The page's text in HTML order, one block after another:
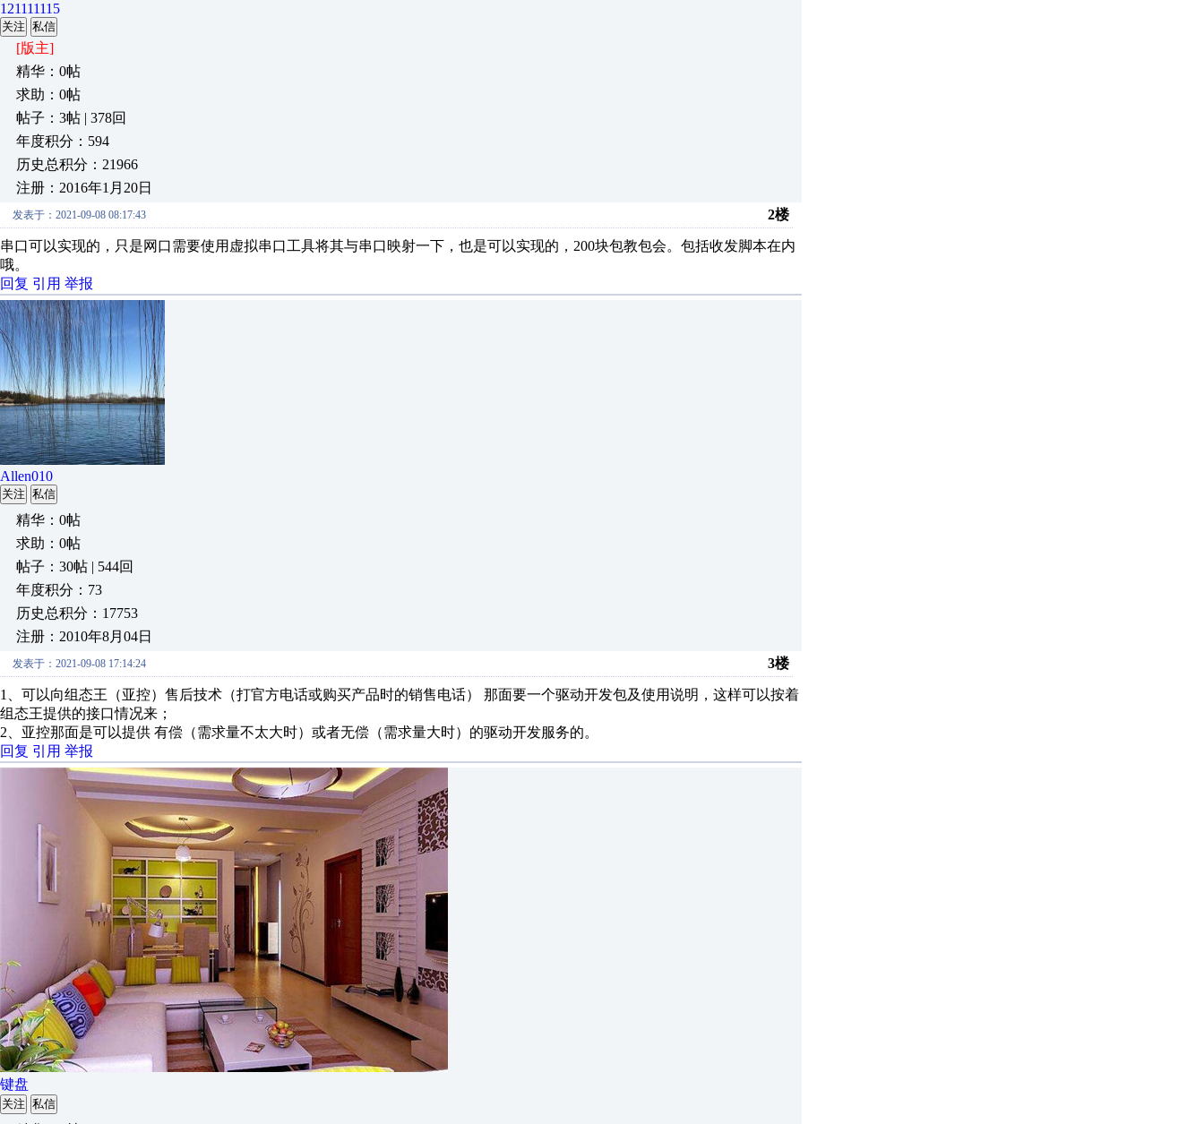
121111115
关注 私信
[版主]
精华：0帖
求助：0帖
帖子：3帖 | 378回
年度积分：594
历史总积分：21966
注册：2016年1月20日
发表于：2021-09-08 08:17:43 2楼
串口可以实现的，只是网口需要使用虚拟串口工具将其与串口映射一下，也是可以实现的，200块包教包会。包括收发脚本在内
哦。
回复 引用 举报
Allen010
关注 私信
精华：0帖
求助：0帖
帖子：30帖 | 544回
年度积分：73
历史总积分：17753
注册：2010年8月04日
发表于：2021-09-08 17:14:24 3楼
1、可以向组态王（亚控）售后技术（打官方电话或购买产品时的销售电话） 那面要一个驱动开发包及使用说明，这样可以按着
组态王提供的接口情况来；
2、亚控那面是可以提供 有偿（需求量不太大时）或者无偿（需求量大时）的驱动开发服务的。
回复 引用 举报
键盘
关注 私信